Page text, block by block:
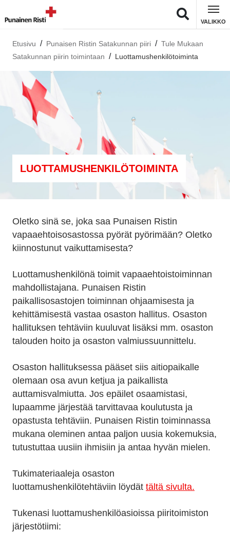
VALIKKO
Etusivu Punaisen Ristin Satakunnan piiri
Tule Mukaan
Satakunnan piirin toimintaan
Luottamushenkilötoiminta
LUOTTAMUSHENKILÖTOIMINTA
Oletko sinä se, joka saa Punaisen Ristin
vapaaehtois­osastossa pyörät pyörimään? Oletko
kiinnostunut vaikuttamisesta?
Luottamushenkilönä toimit vapaaehtoistoiminnan
mahdollistajana. Punaisen Ristin
paikallisosastojen toiminnan ohjaamisesta ja
kehittämisestä vastaa osaston hallitus. Osaston
hallituksen tehtäviin kuuluvat lisäksi mm. osaston
talouden hoito ja osaston valmiussuunnittelu.
Osaston hallituksessa pääset siis aitiopaikalle
olemaan osa avun ketjua ja paikallista
auttamisvalmiutta. Jos epäilet osaamistasi,
lupaamme järjestää tarvittavaa koulutusta ja
opastusta tehtäviin. Punaisen Ristin toiminnassa
mukana oleminen antaa paljon uusia kokemuksia,
tutustuttaa uusiin ihmisiin ja antaa hyvän mielen.
Tukimateriaaleja osaston
luottamushenkilötehtäviin löydät tältä sivulta.
Tukenasi luottamushenkilöasioissa piiritoimiston
järjestötiimi: